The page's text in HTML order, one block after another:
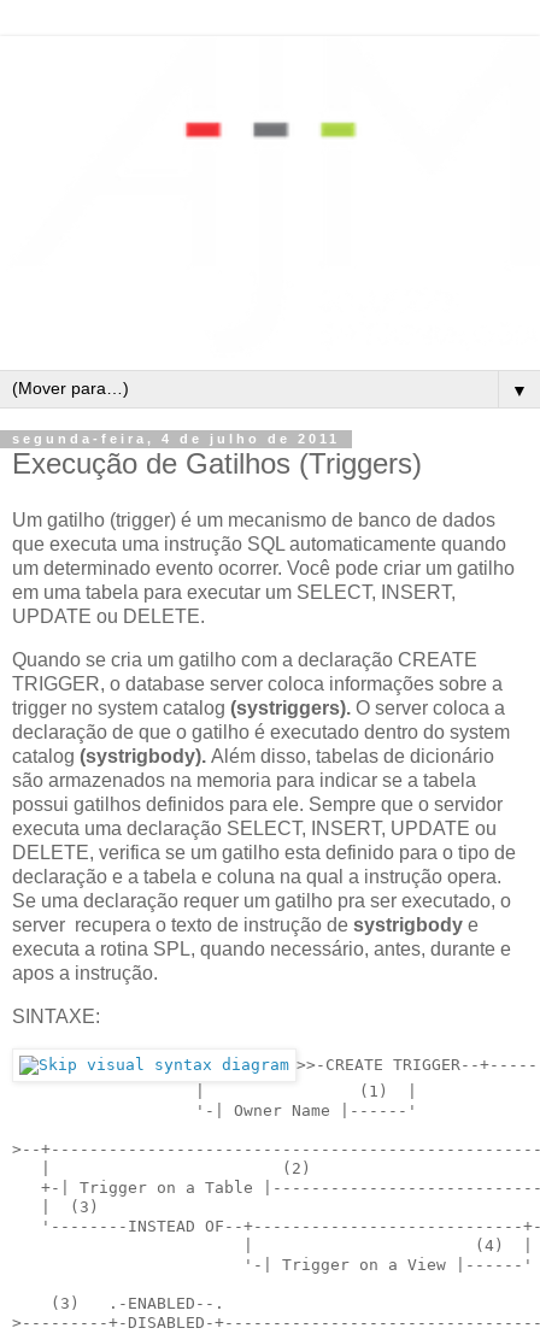
▼
segunda-feira, 4 de julho de 2011
Execução de Gatilhos (Triggers)
Um gatilho (trigger) é um mecanismo de banco de dados
que executa uma instrução SQL automaticamente quando
um determinado evento ocorrer. Você pode criar um gatilho
em uma tabela para executar um SELECT, INSERT,
UPDATE ou DELETE.
Quando se cria um gatilho com a declaração CREATE
TRIGGER, o database server coloca informações sobre a
trigger no system catalog (systriggers). O server coloca a
declaração de que o gatilho é executado dentro do system
catalog (systrigbody). Além disso, tabelas de dicionário
são armazenados na memoria para indicar se a tabela
possui gatilhos definidos para ele. Sempre que o servidor
executa uma declaração SELECT, INSERT, UPDATE ou
DELETE, verifica se um gatilho esta definido para o tipo de
declaração e a tabela e coluna na qual a instrução opera.
Se uma declaração requer um gatilho pra ser executado, o
server recupera o texto de instrução de systrigbody e
executa a rotina SPL, quando necessário, antes, durante e
apos a instrução.
SINTAXE:
>>-CREATE TRIGGER--
                   |                (1)  |
                   '-| Owner Name |------'
>--+---------------------------------------------------
|                        (2)
+-| Trigger on a Table
|  (3)
'--------INSTEAD OF--+----------------------------
                        |                       (4)  |
                        '-| Trigger on a View |------'
    (3)   .-ENABLED--.
>---------+-DISABLED-